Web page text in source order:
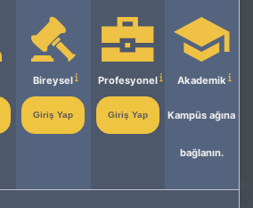
Bireysel
Giriş Yap
Profesyonel
Giriş Yap
Akademik
Kampüs ağına
bağlanın.